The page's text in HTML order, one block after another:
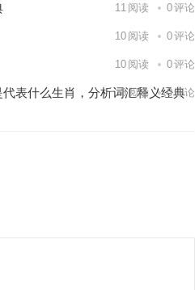
11 阅读 0评论
10 阅读 0评论
10 阅读 0评论
表什么生肖，分析词汇释义经典
8 阅读 0评论